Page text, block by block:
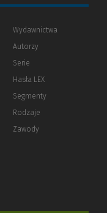
Wydawnictwa
Autorzy
Serie
Hasła LEX
Segmenty
Rodzaje
Zawody